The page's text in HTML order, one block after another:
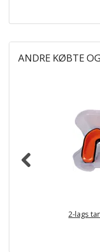
ANDRE KØBTE
2-lags